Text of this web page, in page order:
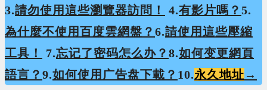
3.請勿使用這些瀏覽器訪問！ 4.有影片嗎？ 5.
為什麼不使用百度雲網盤？ 6.請使用這些壓縮
工具！
7.忘记了密码怎么办？ 8.如何变更網頁
語言？ 9.如何使用广告盘下載？ 10.永久地址 →